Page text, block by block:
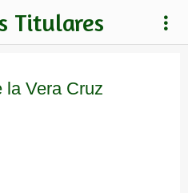
Titulares
la Vera Cruz